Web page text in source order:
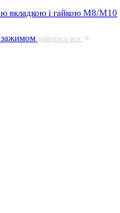
вкладкою і гайкою М8/M10
зажимом дивитись все